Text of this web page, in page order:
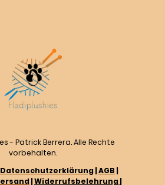
- Patrick Berrera. Alle Rechte
vorbehalten.
Datenschutzerklärung|AGB |
|Widerrufsbelehrung|